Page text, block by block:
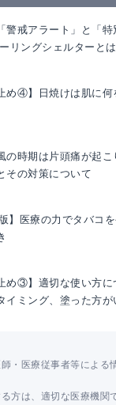
警戒アラート」と「
リングシェルターと
め④】日焼けは肌に何
の時期は片頭痛が起
その対策について
版】医療の力でタバコ
め③】適切な使い方
イミング、塗った方が
・医療従事者等による
方は、適切な医療機関